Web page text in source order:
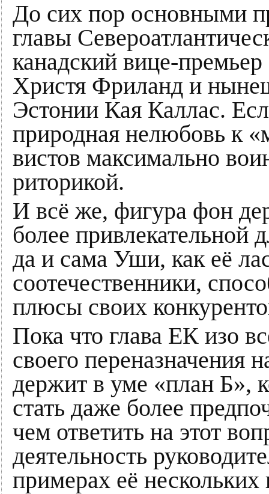
До сих пор основными
главы
канадский вице-
Христя Фриланд и
Эстонии Кая Каллас.
природная нелюбовь к
вистов максимально
риторикой.
И всё же, фигура фон
более привлекательной
да и сама Уши, как её
соотечественники,
плюсы своих
Пока что глава ЕК изо
своего переназначения
держит в уме «план Б»,
стать даже более
чем ответить на этот
деятельность
примерах её